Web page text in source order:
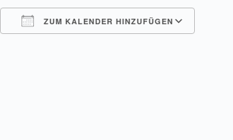
ZUM KALENDER HINZUFÜGEN